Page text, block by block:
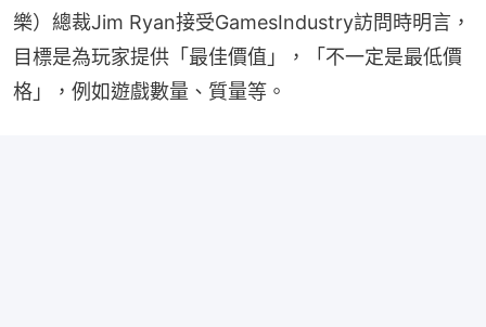
樂）總裁Jim Ryan接受GamesIndustry訪問時明言，
目標是為玩家提供「最佳價值」，「不一定是最低價
格」，例如遊戲數量、質量等。